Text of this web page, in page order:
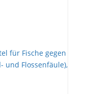
für Fische gegen
und Flossenfäule),